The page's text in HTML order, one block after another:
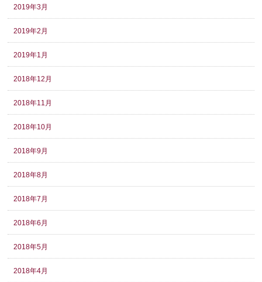
2019年3月
2019年2月
2019年1月
2018年12月
2018年11月
2018年10月
2018年9月
2018年8月
2018年7月
2018年6月
2018年5月
2018年4月